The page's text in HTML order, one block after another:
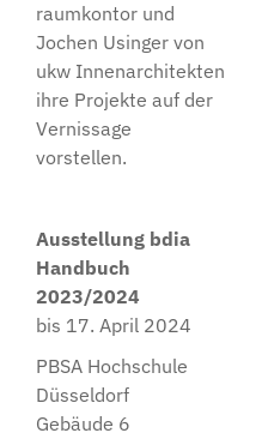
raumkontor und
Jochen Usinger von
ukw Innenarchitekten
ihre Projekte auf der
Vernissage
vorstellen.
Ausstellung bdia
Handbuch
2023/2024
bis 17. April 2024
PBSA Hochschule
Düsseldorf
Gebäude 6